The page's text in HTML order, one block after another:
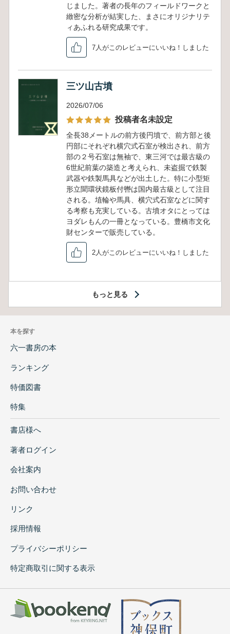
じました。著者の長年のフィールドワークと
緻密な分析が結実した、まさにオリジナリテ
ィあふれる研究成果です。
7人がこのレビューにいいね！しました
三ツ山古墳
2026/07/06
投稿者名未設定
全長38メートルの前方後円墳で、前方部と後
円部にそれぞれ横穴式石室が検出され、前方
部の２号石室は無袖で、東三河では最古級の
6世紀前葉の築造と考えられ、未盗掘で鉄製
武器や鉄製馬具などが出土した。特に小型矩
形立聞環状鏡板付轡は国内最古級として注目
される。埴輪や馬具、横穴式石室などに関す
る考察も充実している。古墳オタにとっては
ヨダレもんの一冊となっている。豊橋市文化
財センターで販売している。
2人がこのレビューにいいね！しました
もっと見る
本を探す
六一書房の本
ランキング
特価図書
特集
書店様へ
著者ログイン
会社案内
お問い合わせ
リンク
採用情報
プライバシーポリシー
特定商取引に関する表示